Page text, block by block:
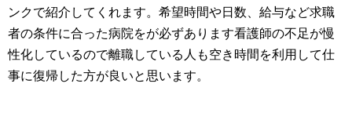
ンクで紹介してくれます。希望時間や日数、給与など求職
者の条件に合った病院をが必ずあります看護師の不足が慢
性化しているので離職している人も空き時間を利用して仕
事に復帰した方が良いと思います。